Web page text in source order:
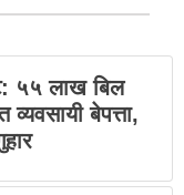
५५ लाख बिल
व्यवसायी बेपत्ता,